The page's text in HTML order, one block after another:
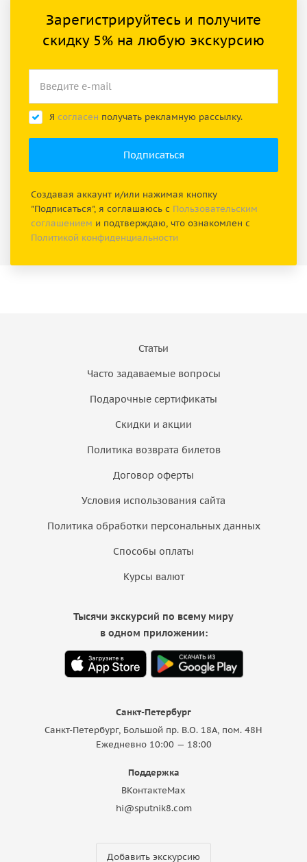
Зарегистрируйтесь и получите
скидку 5% на любую экскурсию
Я согласен получать рекламную рассылку.
Создавая аккаунт и/или нажимая кнопку
"Подписаться", я соглашаюсь с Пользовательским
соглашением и подтверждаю, что ознакомлен с
Политикой конфиденциальности
Статьи
Часто задаваемые вопросы
Подарочные сертификаты
Скидки и акции
Политика возврата билетов
Договор оферты
Условия использования сайта
Политика обработки персональных данных
Способы оплаты
Курсы валют
Санкт-Петербург
Санкт-Петербург, Большой пр. В.О. 18A, пом. 48Н
Ежедневно 10:00 — 18:00
Поддержка
ВКонтактеMax
hi@sputnik8.com
Добавить экскурсию
Тысячи экскурсий по всему миру
в одном приложении: